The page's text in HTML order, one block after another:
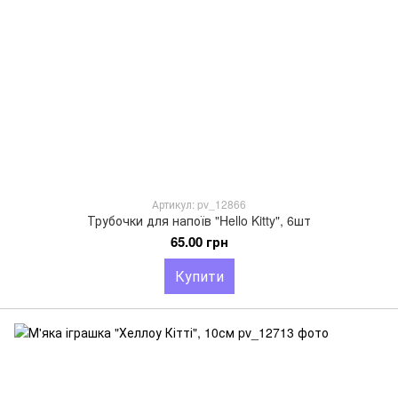
Артикул: pv_12866
Трубочки для напоїв "Hello Kitty", 6шт
65.00 грн
Купити